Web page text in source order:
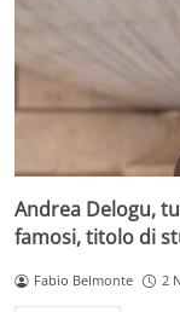
Andrea Delogu,
famosi, titolo di
Fabio Belmonte 2